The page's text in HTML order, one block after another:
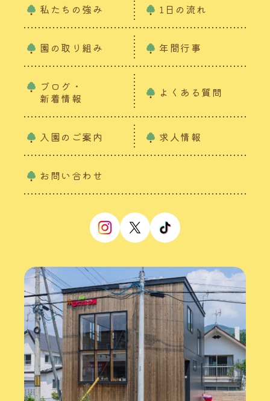
私たちの強み 1日の流れ
園の取り組み 年間行事
ブログ・
新着情報
よくある質問
入園のご案内 求人情報
お問い合わせ